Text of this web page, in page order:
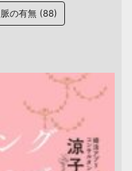
脈の有無 (88)